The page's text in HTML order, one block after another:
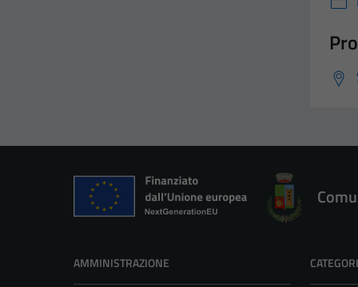
AMMINISTRAZIONE